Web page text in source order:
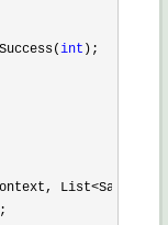
int );
List<Sample>